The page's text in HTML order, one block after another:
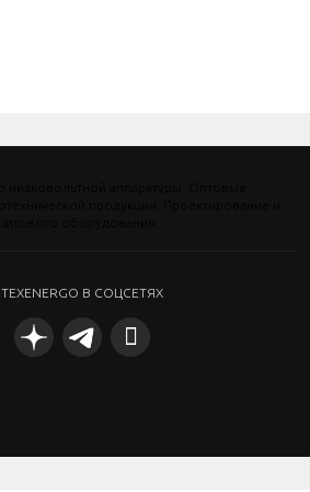
TEXENERGO В СОЦСЕТЯХ